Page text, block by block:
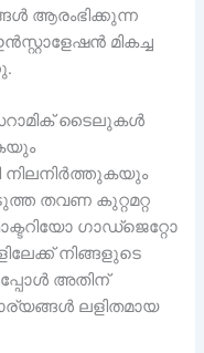
ആരംഭിക്കുന്ന
മികച്ച
ടൈലുകൾ
നിലനിർത്തുകയും
തവണ കുറ്റമറ്റ
ഗാഡ്‌ജെറ്റോ
നിങ്ങളുടെ
അതിന്
ലളിതമായ